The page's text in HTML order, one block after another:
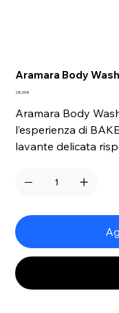
Aramara Body Wash
Prezzo
28,00 €
Aramara Body
l’esperienza di
lavante delicata
naturale.
campagna,
della buccia di